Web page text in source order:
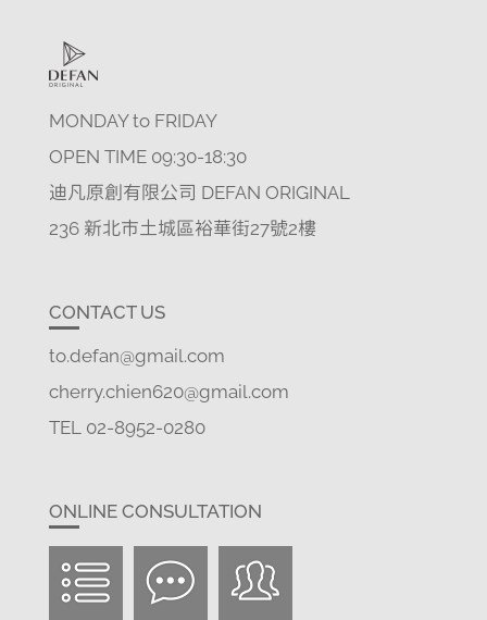
MONDAY to FRIDAY
OPEN TIME 09:30-18:30
迪凡原創有限公司 DEFAN ORIGINAL
236 新北市土城區裕華街27號2樓
CONTACT US
to.defan@gmail.com
cherry.chien620@gmail.com
TEL 02-8952-0280
ONLINE CONSULTATION